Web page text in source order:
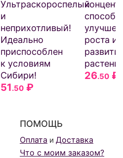
Ультраскороспелый
и
неприхотливый!
Идеально
приспособлен
к условиям
Сибири!
51.50 ₽
роста и
26.50 ₽
ПОМОЩЬ
Оплата и Доставка
Что с моим заказом?